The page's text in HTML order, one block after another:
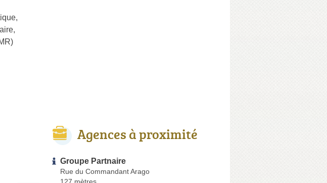
,
,
Agences à proximité
Groupe Partnaire
Rue du Commandant Arago
127 mètres